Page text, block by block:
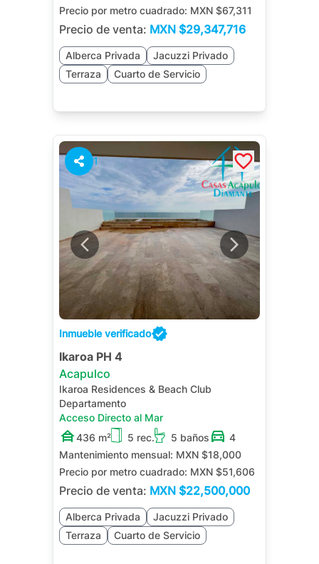
Precio por metro cuadrado: MXN $67,311
Precio de venta: MXN $29,347,716
Alberca Privada
Jacuzzi Privado
Terraza
Cuarto de Servicio
1
Inmueble verificado
Ikaroa PH 4
Acapulco
Ikaroa Residences & Beach Club
Departamento
Acceso Directo al Mar
436 m²
5 rec. 5 baños
4
Mantenimiento mensual: MXN $18,000
Precio por metro cuadrado: MXN $51,606
Precio de venta: MXN $22,500,000
Alberca Privada
Jacuzzi Privado
Terraza
Cuarto de Servicio